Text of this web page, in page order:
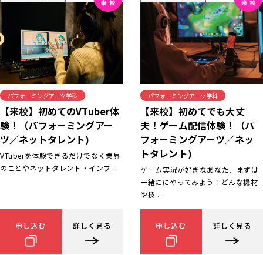
パフォーミングアーツ学科
【来校】初めてのVTuber体
験！（パフォーミングアー
ツ／ネットタレント)
VTuberを体験できるだけでなく業界
のことやネットタレント・インフ...
申し込む 詳しく見る
パフォーミングアーツ学科
【来校】初めてでも大丈
夫！ゲーム配信体験！（パ
フォーミングアーツ／ネッ
トタレント)
ゲーム実況が好きなあなた、まずは
一緒ににやってみよう！どんな機材
や技...
申し込む 詳しく見る